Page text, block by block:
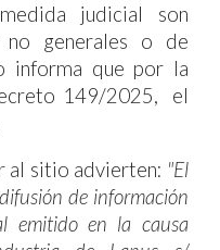
judicial son
no generales o de
informa que por la
149/2025, el
al sitio advierten: "El
de información
emitido en la causa